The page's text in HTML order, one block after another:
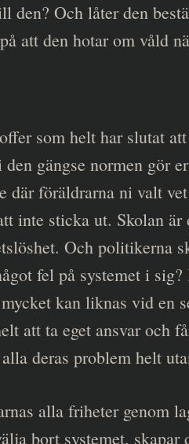
den? Och låter den
att den hotar om våld
som helt har slutat
gängse normen gör
där föräldrarna ni valt
inte sticka ut. Skolan
Och politikerna
fel på systemet i
kan liknas vid en
att ta eget ansvar och
deras problem helt
alla friheter genom
bort systemet, skapar